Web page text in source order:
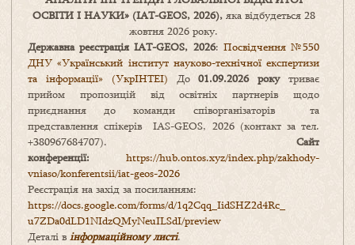
ОСВІТИ І НАУКИ» (IAT-GEOS, 2026),яка відбудеться 28
жовтня 2026 року.
Державна реєстрація IAT-GEOS, 2026: Посвідчення №550
ДНУ «Український інститут науково-технічної експертизи
та інформації» (УкрІНТЕІ) До01.09.2026 рокутриває
прийом пропозицій від освітніх партнерів щодо
приєднання до команди співорганізаторів та
представлення спікерів IAS-GEOS, 2026 (контакт за тел.
+380967684707). Сайт
конференції: https://hub.ontos.xyz/index.php/zakhody-
vniaso/konferentsii/iat-geos-2026
Реєстрація на захід за посиланням:
https://docs.google.com/forms/d/1q2Cqq_IidSHZ2d4Rc_
u7ZDa0dLD1NIdzQMyNeuILSdI/preview
Деталі в інформаційному листі.